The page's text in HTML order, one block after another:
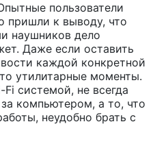
пользователи
пришли к выводу, что
наушников дело
Даже если оставить
каждой конкретной
утилитарные моменты.
Fi системой, не всегда
компьютером, а то, что
неудобно брать с